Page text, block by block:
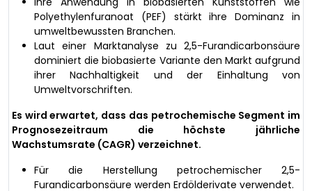
Polyethylenfuranoat (PEF) stärkt ihre Dominanz in
umweltbewussten Branchen.
Laut einer Marktanalyse zu 2,5-Furandicarbonsäure
dominiert die biobasierte Variante den Markt aufgrund
ihrer Nachhaltigkeit und der Einhaltung von
Umweltvorschriften.
Es wird erwartet, dass das petrochemische Segment im
Prognosezeitraum die höchste jährliche
Wachstumsrate (CAGR) verzeichnet.
Für die Herstellung petrochemischer 2,5-
Furandicarbonsäure werden Erdölderivate verwendet.